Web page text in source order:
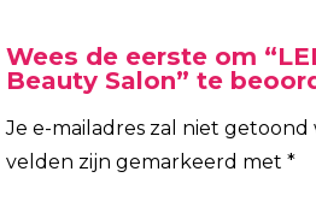
Wees de eerste om
Beauty Salon” te
Je e-mailadres zal niet getoond
velden zijn gemarkeerd met *